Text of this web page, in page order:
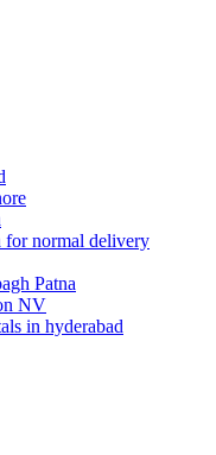
for normal delivery
Patna
NV
in hyderabad